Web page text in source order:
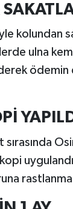
kolundan
ulna
ödemin